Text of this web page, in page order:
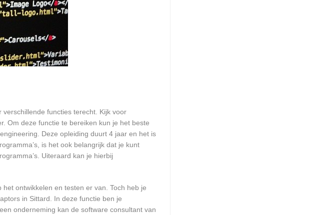
functies terecht. Kijk voor
Om deze functie te bereiken kun je het beste
Deze opleiding duurt 4 jaar en het is
is het ook belangrijk dat je kunt
Uiteraard kan je hierbij
ontwikkelen en testen er van. Toch heb je
in Sittard. In deze functie ben je
onderneming kan de software consultant van